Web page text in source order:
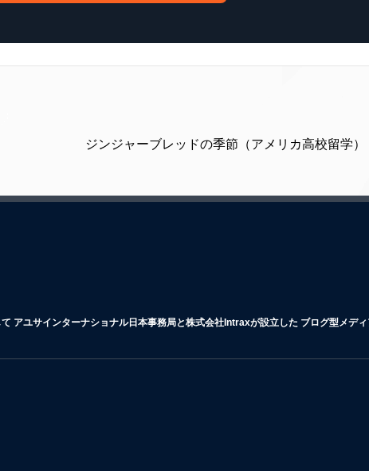
ジンジャーブレッドの季節（アメリカ高校留学）
アユサインターナショナル日本事務局と株式会社Intraxが設立した ブログ型メデ